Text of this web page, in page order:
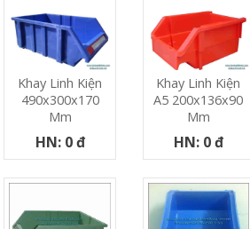
Khay Linh Kiện
490x300x170
Mm
HN: 0 đ
Khay Linh Kiện
A5 200x136x90
Mm
HN: 0 đ